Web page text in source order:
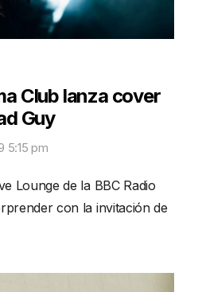
Club lanza cover
Guy
5:15 pm
Lounge de la BBC Radio
con la invitación de